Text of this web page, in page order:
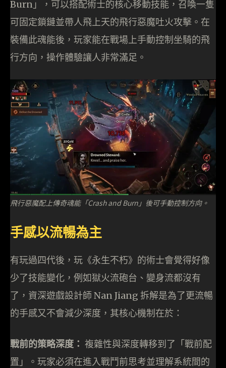
Burn」，可以搭配術士的核心移動技能，召喚一隻
可固定鎖鏈並帶人飛上天的飛行惡魔吐火攻擊。在
裝備此魂能後，玩家能在戰場上手動控制坐騎的飛
行方向，操作體驗讓人非常滿足。
飛行惡魔配上傳奇魂能「Crash and Burn」後可手動控制方向。
手感以流暢為主
有玩過四代後，玩《永生不朽》的術士會覺得好像
少了技能變化，例如獄火流砲台、變身流都沒有
了，資深遊戲設計師 Nan Jiang 拆解是為了更流暢
的手感又不會減少深度，其核心機制在於：
戰前的策略深度： 複雜性與深度轉移到了「戰前配
置」。玩家必須在進入戰鬥前思考並理解系統間的